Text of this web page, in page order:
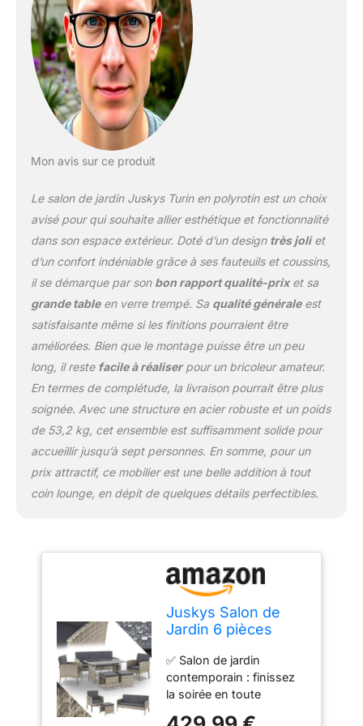
complètent l'ensemble et
sont parfaits pour poser
vos pieds ✅ Polyrotin
solide : ce mobilier
lounge est en polyrotin ;
un matériau haute
longévité, mais aussi
Coussins moelleux :
pour que vous soyez le
plus à l'aise possible
votre mobilier de balcon,
les coussins sont
rembourrés de mousse ;
housses en tissu
agréable & lavables ✅
Grande table avec
plateau en verre raffiné :
le plateau en verre
trempé donne un aspect
élégant à ce salon de
poser snacks et
boissons pendant que
vous profitez du soleil
Mon avis sur ce produit
Le salon de jardin Juskys Turin en polyrotin est un choix
avisé pour qui souhaite allier esthétique et fonctionnalité
dans son espace extérieur. Doté d’un design très joliet
d’un confort indéniable grâce à ses fauteuils et coussins,
il se démarque par son bon rapport qualité-prixet sa
grande tableen verre trempé. Sa qualité généraleest
satisfaisante même si les finitions pourraient être
améliorées. Bien que le montage puisse être un peu
long, il reste facile à réaliserpour un bricoleur amateur.
En termes de complétude, la livraison pourrait être plus
soignée. Avec une structure en acier robuste et un poids
de 53,2 kg, cet ensemble est suffisamment solide pour
accueillir jusqu’à sept personnes. En somme, pour un
prix attractif, ce mobilier est une belle addition à tout
coin lounge, en dépit de quelques détails perfectibles.
Juskys Salon de
Jardin 6 pièces
7 Personnes -
Mobilier d'extérieur
avec fauteuils,
tabourets, Table &
✅ Salon de jardin
contemporain : finissez
la soirée en toute